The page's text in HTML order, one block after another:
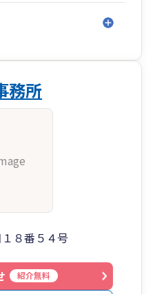
務所
８番５４号
紹介無料